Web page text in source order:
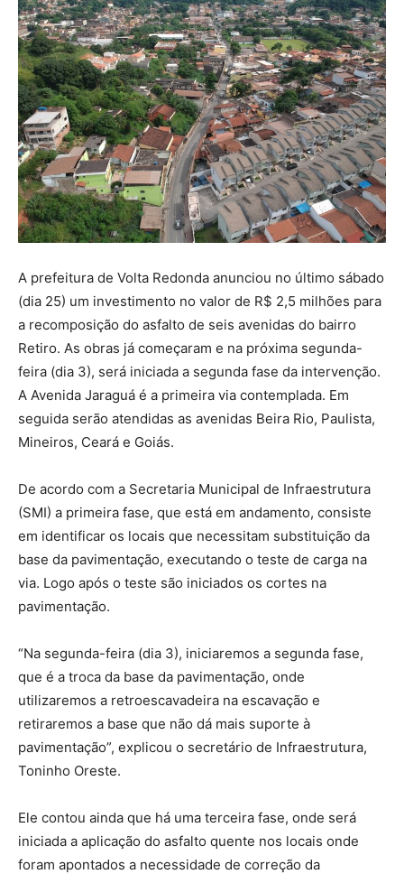
A prefeitura de Volta Redonda anunciou no último sábado
(dia 25) um investimento no valor de R$ 2,5 milhões para
a recomposição do asfalto de seis avenidas do bairro
Retiro. As obras já começaram e na próxima segunda-
feira (dia 3), será iniciada a segunda fase da intervenção.
A Avenida Jaraguá é a primeira via contemplada. Em
seguida serão atendidas as avenidas Beira Rio, Paulista,
Mineiros, Ceará e Goiás.
De acordo com a Secretaria Municipal de Infraestrutura
(SMI) a primeira fase, que está em andamento, consiste
em identificar os locais que necessitam substituição da
base da pavimentação, executando o teste de carga na
via. Logo após o teste são iniciados os cortes na
pavimentação.
“Na segunda-feira (dia 3), iniciaremos a segunda fase,
que é a troca da base da pavimentação, onde
utilizaremos a retroescavadeira na escavação e
retiraremos a base que não dá mais suporte à
pavimentação”, explicou o secretário de Infraestrutura,
Toninho Oreste.
Ele contou ainda que há uma terceira fase, onde será
iniciada a aplicação do asfalto quente nos locais onde
foram apontados a necessidade de correção da